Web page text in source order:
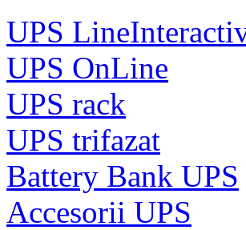
UPS
UPS OnLine
UPS rack
UPS trifazat
Battery Bank UPS
Accesorii UPS